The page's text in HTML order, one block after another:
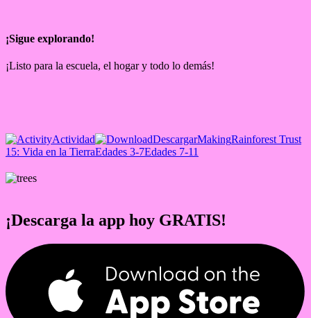
¡Sigue explorando!
¡Listo para la escuela, el hogar y todo lo demás!
Actividad DescargarMakingRainforest Trust
15: Vida en la TierraEdades 3-7Edades 7-11
¡Descarga la app hoy GRATIS!